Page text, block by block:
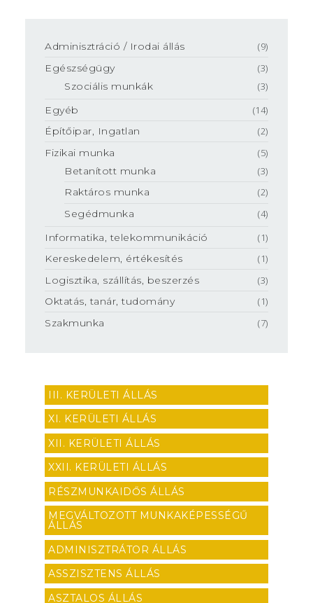
Adminisztráció / Irodai állás
(9)
Egészségügy
(3)
Szociális munkák
(3)
Egyéb
(14)
Építőipar, Ingatlan
(2)
Fizikai munka
(5)
Betanított munka
(3)
Raktáros munka
(2)
Segédmunka
(4)
Informatika, telekommunikáció
(1)
Kereskedelem, értékesítés
(1)
Logisztika, szállítás, beszerzés
(3)
Oktatás, tanár, tudomány
(1)
Szakmunka
(7)
III. KERÜLETI ÁLLÁS
XI. KERÜLETI ÁLLÁS
XII. KERÜLETI ÁLLÁS
XXII. KERÜLETI ÁLLÁS
RÉSZMUNKAIDŐS ÁLLÁS
MEGVÁLTOZOTT MUNKAKÉPESSÉGŰ
ÁLLÁS
ADMINISZTRÁTOR ÁLLÁS
ASSZISZTENS ÁLLÁS
ASZTALOS ÁLLÁS